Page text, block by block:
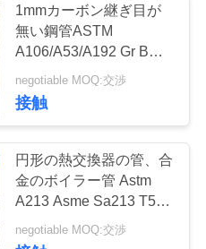
ク任意
1mmカーボン継ぎ目が
無い鋼管ASTM
A106/A53/A192 Gr B
A106b
negotiable MOQ:交渉
接触
円形の熱交換器の管、合
金のボイラー管 Astm
A213 Asme Sa213 T5
negotiable MOQ:交渉